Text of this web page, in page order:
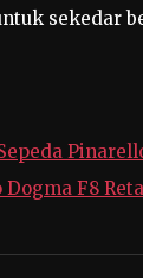
F8